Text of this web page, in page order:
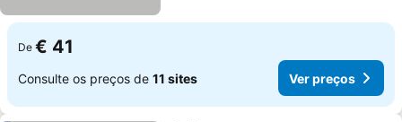
De € 41
Consulte os preços de 11 sites Ver preços